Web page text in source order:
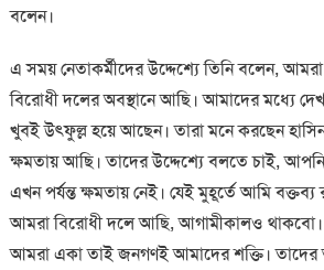
বলেন।
এ সময় নেতাকর্মীদের উদ্দেশ্যে তিনি বলেন,
বিরোধী দলের অবস্থানে আছি। আমাদের মধ্যে
খুবই উৎফুল্ল হয়ে আছেন। তারা মনে করছেন
ক্ষমতায় আছি। তাদের উদ্দেশ্যে বলতে চাই,
এখন পর্যন্ত ক্ষমতায় নেই। যেই মুহূর্তে আমি বক্তব্য
আমরা বিরোধী দলে আছি, আগামীকালও থাকবো।
আমরা একা তাই জনগণই আমাদের শক্তি। তাদের